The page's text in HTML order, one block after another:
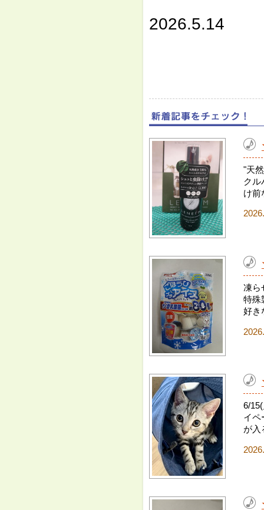
2026.5.14
"天
クル
け前
凍ら
特殊
好き
6/
イペ
が入